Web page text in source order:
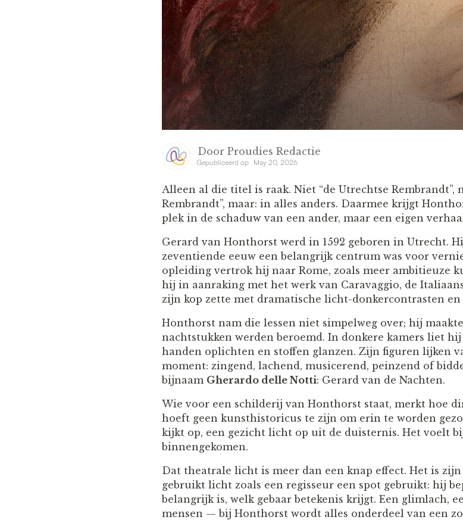
Door Proudies Redactie
Gepubliceerd op May 20, 2026
Alleen al die titel is raak. Niet “de Utrechtse Rembrandt”,
Rembrandt”, maar: in alles anders. Daarmee krijgt
plek in de schaduw van een ander, maar een eigen
Gerard van Honthorst werd in 1592 geboren in Utrecht.
zeventiende eeuw een belangrijk centrum was voor
opleiding vertrok hij naar Rome, zoals meer ambitieuze
hij in aanraking met het werk van Caravaggio, de
zijn kop zette met dramatische licht-donkercontrasten en
Honthorst nam die lessen niet simpelweg over; hij
nachtstukken werden beroemd. In donkere kamers liet
handen oplichten en stoffen glanzen. Zijn figuren lijken
moment: zingend, lachend, musicerend, peinzend of
bijnaam Gherardo delle Notti: Gerard van de Nachten.
Wie voor een schilderij van Honthorst staat, merkt hoe
hoeft geen kunsthistoricus te zijn om erin te worden
kijkt op, een gezicht licht op uit de duisternis. Het voelt
binnengekomen.
Dat theatrale licht is meer dan een knap effect. Het is
gebruikt licht zoals een regisseur een spot gebruikt: hij
belangrijk is, welk gebaar betekenis krijgt. Een glimlach,
mensen — bij Honthorst wordt alles onderdeel van een